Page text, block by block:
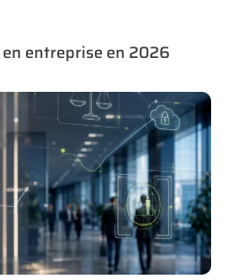
entreprise en 2026